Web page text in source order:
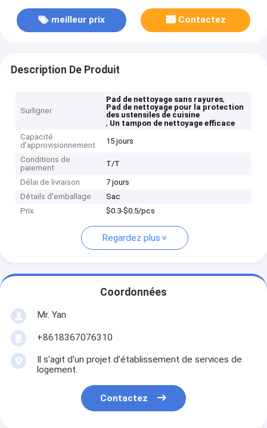
meilleur prix Contactez
Description De Produit
Surligner
Pad de nettoyage sans rayures,
Pad de nettoyage pour la protection
des ustensiles de cuisine
, Un tampon de nettoyage efficace
Capacité
d'approvisionnement
15 jours
Conditions de
paiement
T/T
Délai de livraison
7 jours
Détails d'emballage
Sac
Prix
$0.3-$0.5/pcs
Regardez plus
Coordonnées
Mr. Yan
+8618367076310
Il s'agit d'un projet d'établissement de services de
logement.
Contactez